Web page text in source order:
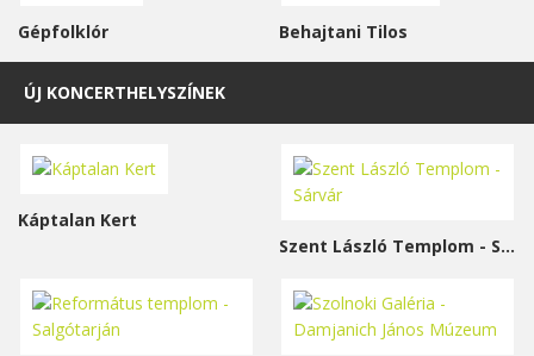
Gépfolklór Behajtani Tilos
ÚJ KONCERTHELYSZÍNEK
Káptalan Kert
Szent László Templom - Sárvár